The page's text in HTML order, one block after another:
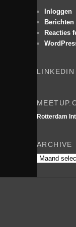
e
n
Inloggen
Berichten
Reacties
LINKEDIN
Rotterdam
ARCHIVE
Archive